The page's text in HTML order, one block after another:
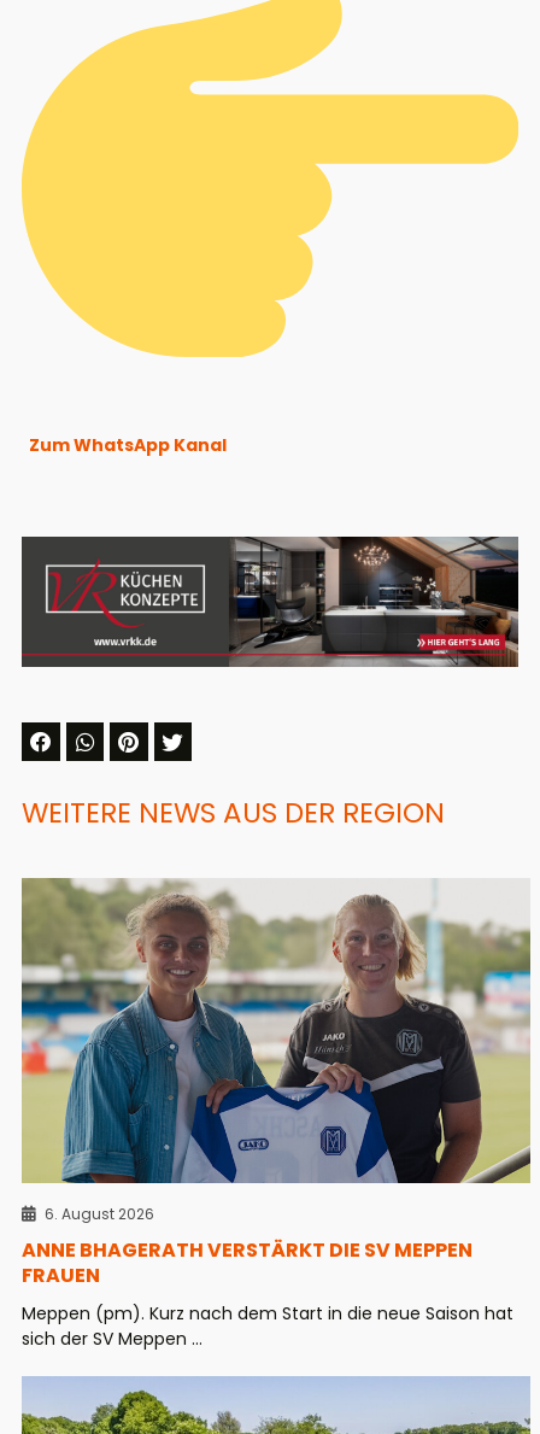
Zum WhatsApp Kanal
WEITERE NEWS AUS DER REGION
6. August 2026
ANNE BHAGERATH VERSTÄRKT DIE SV MEPPEN
FRAUEN
Meppen (pm). Kurz nach dem Start in die neue Saison hat
sich der SV Meppen ...